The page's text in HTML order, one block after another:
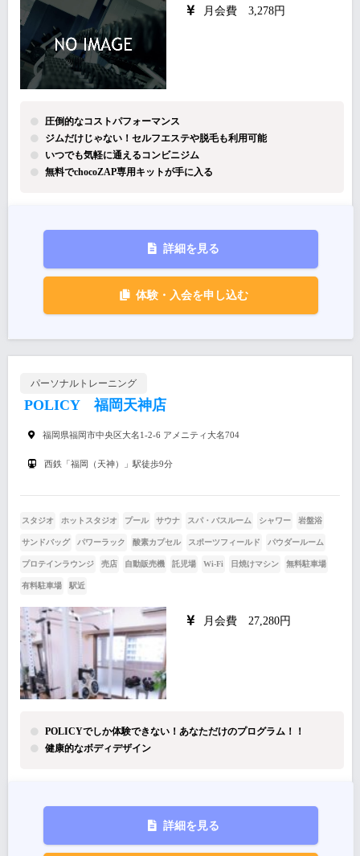
月会費 3,278円
圧倒的なコストパフォーマンス
ジムだけじゃない！セルフエステや脱毛も利用可能
いつでも気軽に通えるコンビニジム
無料でchocoZAP専用キットが手に入る
詳細を見る
体験・入会を申し込む
パーソナルトレーニング
POLICY 福岡天神店
福岡県福岡市中央区大名1-2-6 アメニティ大名704
西鉄「福岡（天神）」駅徒歩9分
スタジオ ホットスタジオ プール サウナ スパ・バスルーム シャワー 岩盤浴
サンドバッグ パワーラック 酸素カプセル スポーツフィールド パウダールーム
プロテインラウンジ 売店 自動販売機 託児場 Wi-Fi 日焼けマシン 無料駐車場
有料駐車場 駅近
月会費 27,280円
POLICYでしか体験できない！あなただけのプログラム！！
健康的なボディデザイン
詳細を見る